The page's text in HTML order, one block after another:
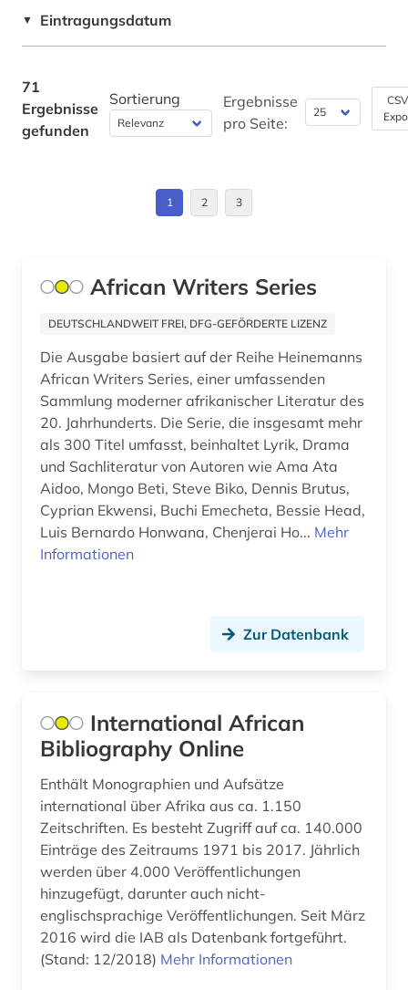
historische karten (1)
imperialismus (2)
islamische architektur (2)
islamische kunst (2)
islamwissenschaften (2)
italien (1)
japan (1)
konflikt (1)
kulturerbe (1)
kunst (1)
landeskunde (1)
landwirtschaft (2)
lateinamerika (1)
libyen (1)
USA (6)
▼ Eintragungsdatum
71
Ergebnisse
gefunden
Sortierung
Ergebnisse
pro Seite:
1 2 3
African Writers Series
DEUTSCHLANDWEIT FREI, DFG-GEFÖRDERTE LIZENZ
Die Ausgabe basiert auf der Reihe Heinemanns
African Writers Series, einer umfassenden
Sammlung moderner afrikanischer Literatur des
20. Jahrhunderts. Die Serie, die insgesamt mehr
als 300 Titel umfasst, beinhaltet Lyrik, Drama
und Sachliteratur von Autoren wie Ama Ata
Aidoo, Mongo Beti, Steve Biko, Dennis Brutus,
Cyprian Ekwensi, Buchi Emecheta, Bessie Head,
Luis Bernardo Honwana, Chenjerai Ho... Mehr
Informationen
Zur Datenbank
International African
Bibliography Online
Enthält Monographien und Aufsätze
international über Afrika aus ca. 1.150
Zeitschriften. Es besteht Zugriff auf ca. 140.000
Einträge des Zeitraums 1971 bis 2017. Jährlich
werden über 4.000 Veröffentlichungen
hinzugefügt, darunter auch nicht-
englischsprachige Veröffentlichungen. Seit März
2016 wird die IAB als Datenbank fortgeführt.
(Stand: 12/2018) Mehr Informationen